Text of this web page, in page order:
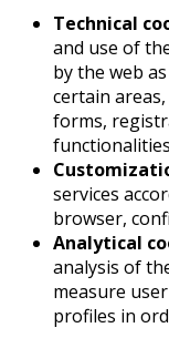
Technical
and use of
by the web
certain
forms,
services
browser,
Analytical
analysis of
measure
profiles in